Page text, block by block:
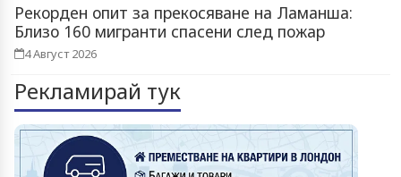
Рекорден опит за прекосяване на Ламанша:
Близо 160 мигранти спасени след пожар
4 Август 2026
Рекламирай тук